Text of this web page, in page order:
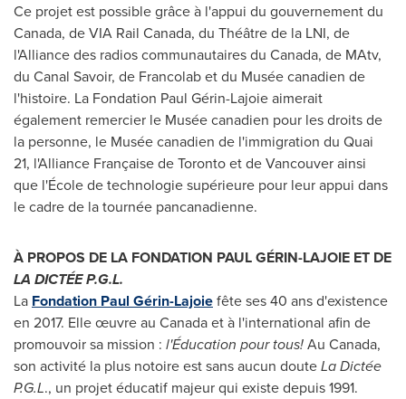
Ce projet est possible grâce à l'appui du gouvernement du
Canada, de VIA Rail Canada, du Théâtre de la LNI, de
l'Alliance des radios communautaires du Canada, de MAtv,
du Canal Savoir, de Francolab et du Musée canadien de
l'histoire. La Fondation Paul Gérin-Lajoie aimerait
également remercier le Musée canadien pour les droits de
la personne, le Musée canadien de l'immigration du Quai
21, l'Alliance Française deTorontoet deVancouverainsi
que l'École de technologie supérieure pour leur appui dans
le cadre de la tournée pancanadienne.
À PROPOS DE LA FONDATION PAUL GÉRIN-LAJOIE ET DE
LA DICTÉE P.G.L.
La Fondation Paul Gérin-Lajoiefête ses 40 ans d'existence
en 2017. Elle œuvre au Canadaet à l'international afin de
promouvoir sa mission : l'Éducation pour tous!Au Canada,
son activité la plus notoire est sans aucun douteLaDictée
P.G.L., un projet éducatif majeur qui existe depuis 1991.